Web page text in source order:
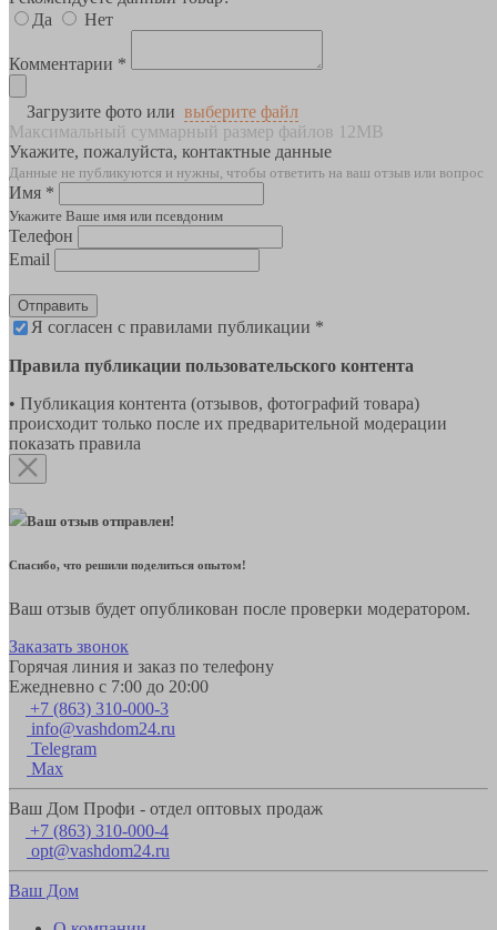
Да
Нет
Комментарии *
Загрузите фото или выберите файл
Максимальный суммарный размер файлов 12MB
Укажите, пожалуйста, контактные данные
Данные не публикуются и нужны, чтобы ответить на ваш отзыв или вопрос
Имя *
Укажите Ваше имя или псевдоним
Телефон
Email
Отправить
Я согласен с правилами публикации *
Правила публикации пользовательского контента
• Публикация контента (отзывов, фотографий товара)
происходит только после их предварительной модерации
показать правила
Ваш отзыв отправлен!
Спасибо, что решили поделиться опытом!
Ваш отзыв будет опубликован после проверки модератором.
Заказать звонок
Горячая линия и заказ по телефону
Ежедневно с 7:00 до 20:00
+7 (863) 310-000-3
info@vashdom24.ru
Telegram
Max
Ваш Дом Профи - отдел оптовых продаж
+7 (863) 310-000-4
opt@vashdom24.ru
Ваш Дом